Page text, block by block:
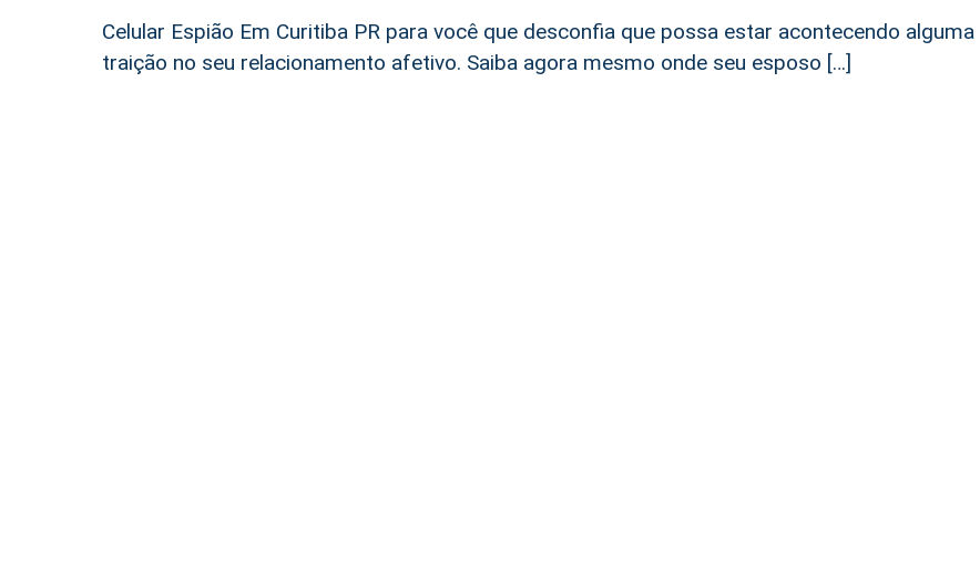
Celular Espião Em Curitiba PR para você que desconfia que possa estar acontecendo alguma
traição no seu relacionamento afetivo. Saiba agora mesmo onde seu esposo […]